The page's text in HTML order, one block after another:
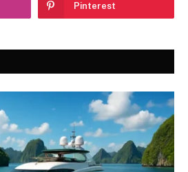
Pinterest